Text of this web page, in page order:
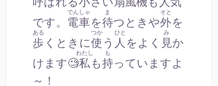
です。 電車
でんしゃ
を待
ま
つときや外
そと
を
歩
ある
くときに使
つか
う 人
ひと
をよく 見
み
か
けます🧐私
わたし
も持
も
っていますよ
～！